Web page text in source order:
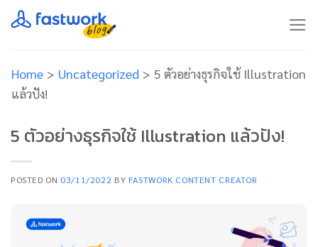
Skip
to
Home > Uncategorized > 5 ตัวอย่างธุรกิจใช้ Illustration
แล้วปัง!
5 ตัวอย่างธุรกิจใช้ Illustration แล้วปัง!
POSTED ON 03/11/2022 BY FASTWORK CONTENT CREATOR